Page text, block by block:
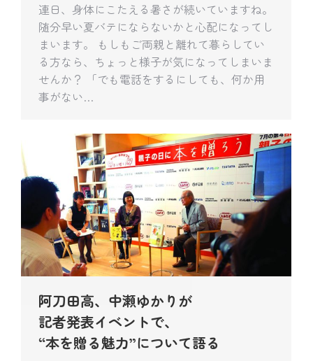
連日、身体にこたえる暑さが続いていますね。
随分早い夏バテにならないかと心配になってし
まいます。 もしもご両親と離れて暮らしてい
る方なら、ちょっと様子が気になってしまいま
せんか？ 「でも電話をするにしても、何か用
事がない…
阿刀田高、中瀬ゆかりが
記者発表イベントで、
“本を贈る魅力”について語る